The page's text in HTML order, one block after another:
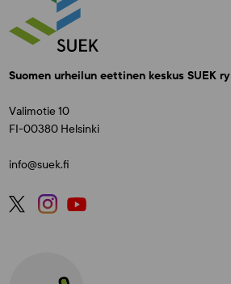
Suomen urheilun eettinen keskus SUEK ry
Valimotie 10
FI-00380 Helsinki
info@suek.fi